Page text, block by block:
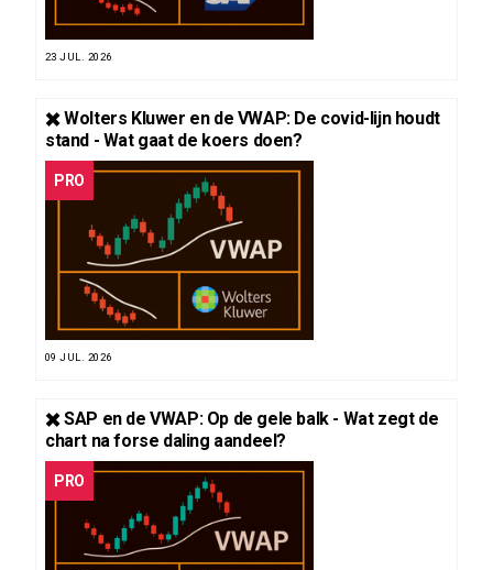
23 JUL. 2026
✖️ Wolters Kluwer en de VWAP: De covid-lijn houdt
stand - Wat gaat de koers doen?
PRO
09 JUL. 2026
✖️ SAP en de VWAP: Op de gele balk - Wat zegt de
chart na forse daling aandeel?
PRO